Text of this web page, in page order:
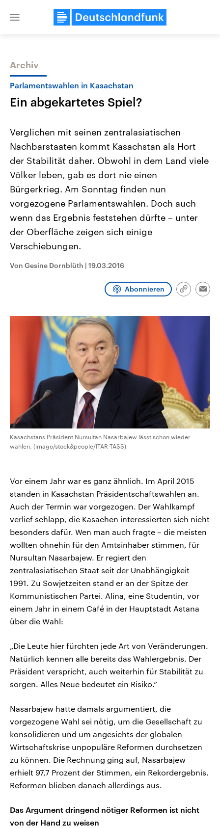
Close
Themen
Landtagswahl Sachsen-Anhalt
2026
Alle Informationen
Sachsen-Anhalt wählt am 6.
September 2026 einen neuen
Landtag. Seit 2021 wird das
Bundesland von einer Koalition aus
Umfragen, Prognosen,
Wahlprogramme, aktuelle Berichte
und Hintergründe zu den Parteien
Wahl.
USA
Aktuelle Beiträge,
Hintergründe
Wirtschaftlich und
gehören die Vereinigten
mit großem Einfluss auf
Sendungen Programm
Archiv
Parlamentswahlen in Kasachstan
Ein abgekartetes Spiel?
Verglichen mit seinen zentralasiatischen
Nachbarstaaten kommt Kasachstan als Hort
der Stabilität daher. Obwohl in dem Land viele
Völker leben, gab es dort nie einen
Bürgerkrieg. Am Sonntag finden nun
vorgezogene Parlamentswahlen. Doch auch
wenn das Ergebnis feststehen dürfte – unter
der Oberfläche zeigen sich einige
Verschiebungen.
Von Gesine Dornblüth | 19.03.2016
Abonnieren
Link
Kasachstans Präsident Nursultan Nasarbajew lässt schon wieder
wählen. (imago/stock&people/ITAR-TASS)
Vor einem Jahr war es ganz ähnlich. Im April 2015
standen in Kasachstan Präsidentschaftswahlen an.
Auch der Termin war vorgezogen. Der Wahlkampf
verlief schlapp, die Kasachen interessierten sich nicht
besonders dafür. Wen man auch fragte – die meisten
wollten ohnehin für den Amtsinhaber stimmen, für
Nursultan Nasarbajew. Er regiert den
zentralasiatischen Staat seit der Unabhängigkeit
1991. Zu Sowjetzeiten stand er an der Spitze der
Kommunistischen Partei. Alina, eine Studentin, vor
einem Jahr in einem Café in der Hauptstadt Astana
über die Wahl:
„Die Leute hier fürchten jede Art von Veränderungen.
Natürlich kennen alle bereits das Wahlergebnis. Der
Präsident verspricht, auch weiterhin für Stabilität zu
sorgen. Alles Neue bedeutet ein Risiko.“
Nasarbajew hatte damals argumentiert, die
vorgezogene Wahl sei nötig, um die Gesellschaft zu
konsolidieren und um angesichts der globalen
Wirtschaftskrise unpopuläre Reformen durchsetzen
zu können. Die Rechnung ging auf, Nasarbajew
erhielt 97,7 Prozent der Stimmen, ein Rekordergebnis.
Reformen blieben danach allerdings aus.
Das Argument dringend nötiger Reformen ist nicht
von der Hand zu weisen